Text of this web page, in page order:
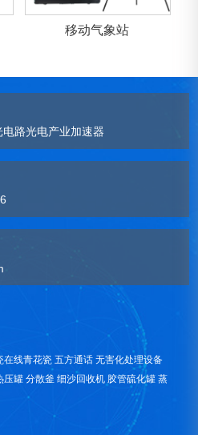
移动气象站
路光电产业加速器
在线青花瓷 五方通话 无害化处理设备
压罐 分散釜 细沙回收机 胶管硫化罐 蒸